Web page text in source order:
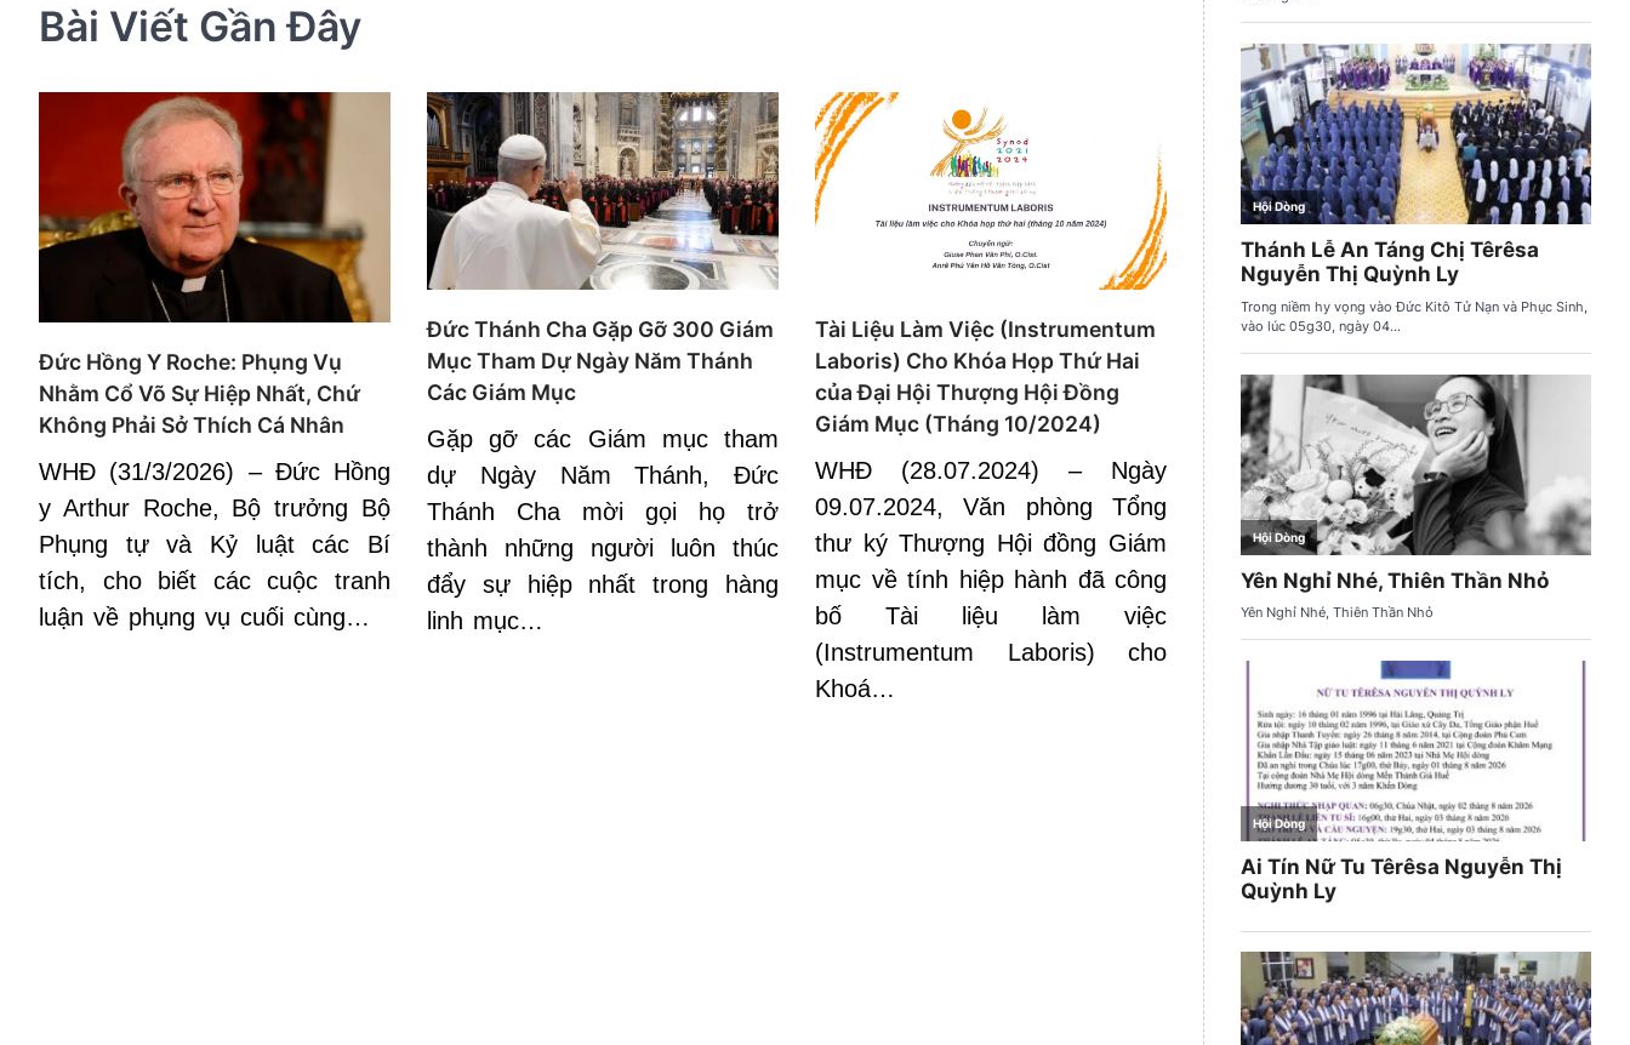
Bài Viết Gần Đây
Đức Hồng Y Roche: Phụng Vụ
Nhằm Cổ Võ Sự Hiệp Nhất, Chứ
Không Phải Sở Thích Cá Nhân
WHĐ (31/3/2026) – Đức Hồng
y Arthur Roche, Bộ trưởng Bộ
Phụng tự và Kỷ luật các Bí
tích, cho biết các cuộc tranh
luận về phụng vụ cuối cùng…
Đức Thánh Cha Gặp Gỡ 300 Giám
Mục Tham Dự Ngày Năm Thánh
Các Giám Mục
Gặp gỡ các Giám mục tham
dự Ngày Năm Thánh, Đức
Thánh Cha mời gọi họ trở
thành những người luôn thúc
đẩy sự hiệp nhất trong hàng
linh mục…
Tài Liệu Làm Việc (Instrumentum
Laboris) Cho Khóa Họp Thứ Hai
của Đại Hội Thượng Hội Đồng
Giám Mục (Tháng 10/2024)
WHĐ (28.07.2024) – Ngày
09.07.2024, Văn phòng Tổng
thư ký Thượng Hội đồng Giám
mục về tính hiệp hành đã công
bố Tài liệu làm việc
(Instrumentum Laboris) cho
Khoá…